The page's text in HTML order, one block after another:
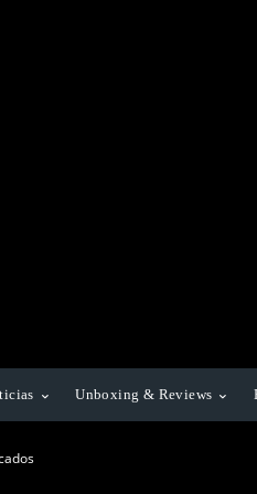
Unboxing & Reviews